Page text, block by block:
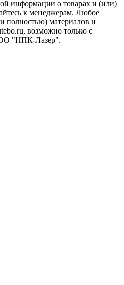
информации о товарах и (или)
к менеджерам. Любое
полностью) материалов и
возможно только с
"НПК-Лазер".